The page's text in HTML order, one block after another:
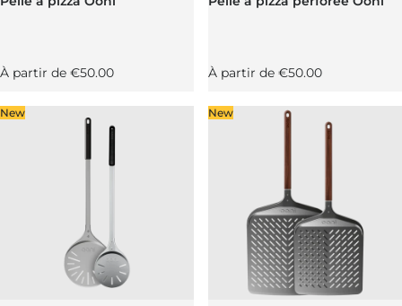
Prix régulier
À partir de €50.00 Prix régulier
À partir de €50.00
New New